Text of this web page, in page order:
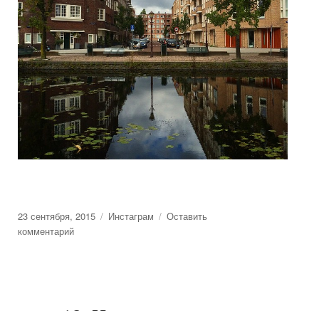
Posted
on
23 сентября, 2015 Categories
Инстаграм
Оставить
комментарий